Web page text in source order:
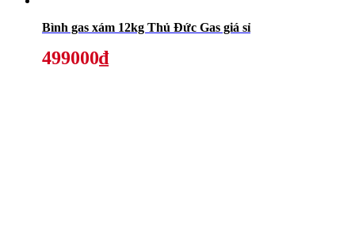
Bình gas xám 12kg Thủ Đức Gas giá sỉ
499000₫